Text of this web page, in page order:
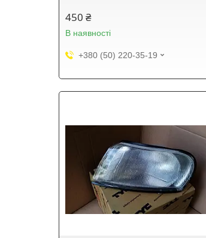
450 ₴
В наявності
+380 (50) 220-35-19